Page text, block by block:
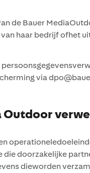
de Bauer
haar bedrijf ofhet
via
doorzakelijke
dieworden